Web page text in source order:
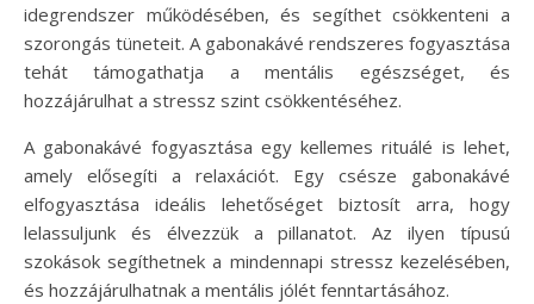
idegrendszer működésében, és segíthet csökkenteni a
szorongás tüneteit. A gabonakávé rendszeres fogyasztása
tehát támogathatja a mentális egészséget, és
hozzájárulhat a stressz szint csökkentéséhez.
A gabonakávé fogyasztása egy kellemes rituálé is lehet,
amely elősegíti a relaxációt. Egy csésze gabonakávé
elfogyasztása ideális lehetőséget biztosít arra, hogy
lelassuljunk és élvezzük a pillanatot. Az ilyen típusú
szokások segíthetnek a mindennapi stressz kezelésében,
és hozzájárulhatnak a mentális jólét fenntartásához.